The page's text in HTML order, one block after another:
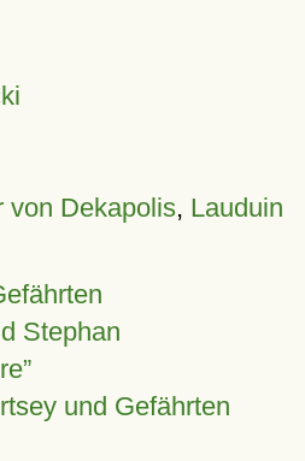
von Dekapolis, Lauduin
Stephan
und Gefährten